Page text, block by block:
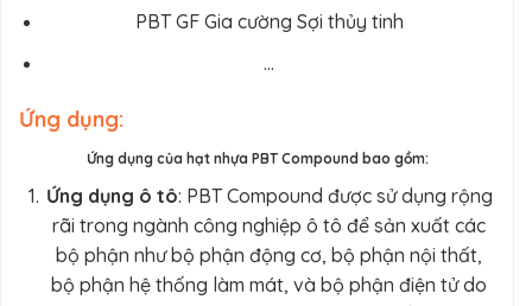
PBT GF Gia cường Sợi thủy tinh
…
Ứng dụng:
Ứng dụng của hạt nhựa PBT Compound bao gồm:
Ứng dụng ô tô: PBT Compound được sử dụng rộng
rãi trong ngành công nghiệp ô tô để sản xuất các
bộ phận như bộ phận động cơ, bộ phận nội thất,
bộ phận hệ thống làm mát, và bộ phận điện tử do